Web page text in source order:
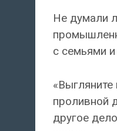
Не думали
с семьями
проливной
другое